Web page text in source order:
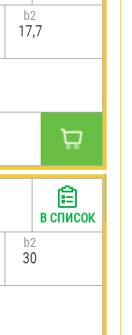
b2
17,7
b2
30
В СПИСОК